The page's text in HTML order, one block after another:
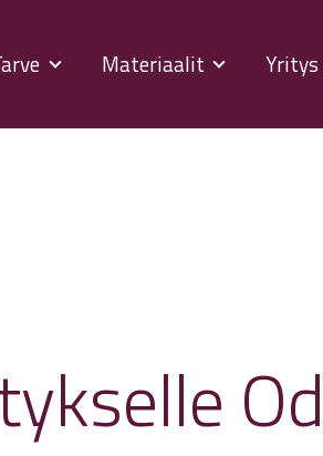
Materiaalit Yritys